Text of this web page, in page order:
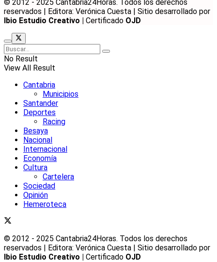
© 2012 - 2025 Cantabria24Horas. Todos los derechos
reservados | Editora: Verónica Cuesta | Sitio desarrollado por
Ibio Estudio Creativo |
Certificado OJD
No Result
View All Result
Cantabria
Municipios
Santander
Deportes
Racing
Besaya
Nacional
Internacional
Economía
Cultura
Cartelera
Sociedad
Opinión
Hemeroteca
© 2012 - 2025 Cantabria24Horas. Todos los derechos
reservados | Editora: Verónica Cuesta | Sitio desarrollado por
Ibio Estudio Creativo | Certificado OJD